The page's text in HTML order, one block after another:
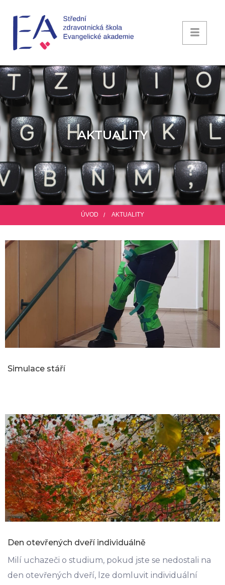
AKTUALITY
ÚVOD AKTUALITY
Simulace stáří
Den otevřených dveří individuálně
Milí uchazeči o studium, pokud jste se nedostali na
den otevřených dveří, lze domluvit individuální